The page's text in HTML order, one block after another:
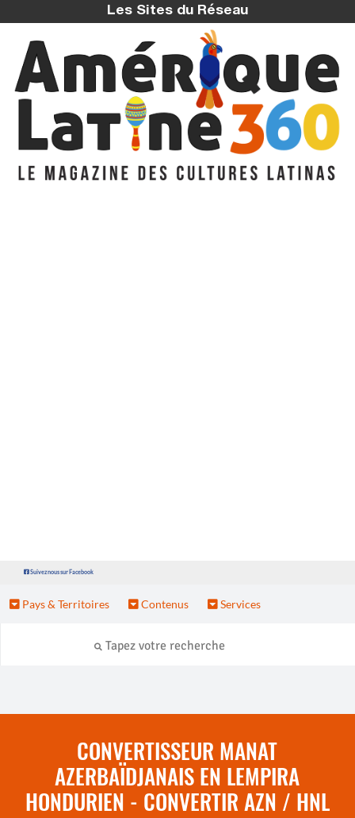
Les Sites du Réseau
Suivez nous sur Facebook
Pays & Territoires Contenus Services
CONVERTISSEUR MANAT
AZERBAÏDJANAIS EN LEMPIRA
HONDURIEN - CONVERTIR AZN / HNL